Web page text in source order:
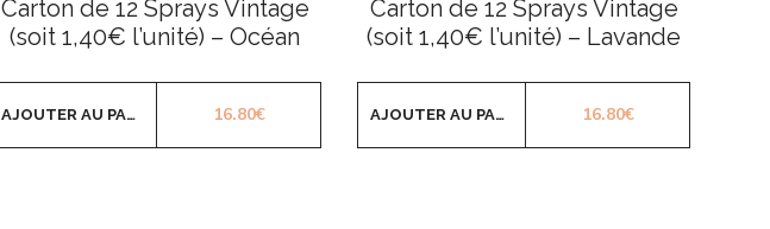
sur
5
Carton de 12 Sprays Vintage
(soit 1,40€ l’unité) – Océan
16.80€
AJOUTER AU PANIER
sur
5
Carton de 12 Sprays Vintage
(soit 1,40€ l’unité) – Lavande
16.80€
AJOUTER AU PANIER